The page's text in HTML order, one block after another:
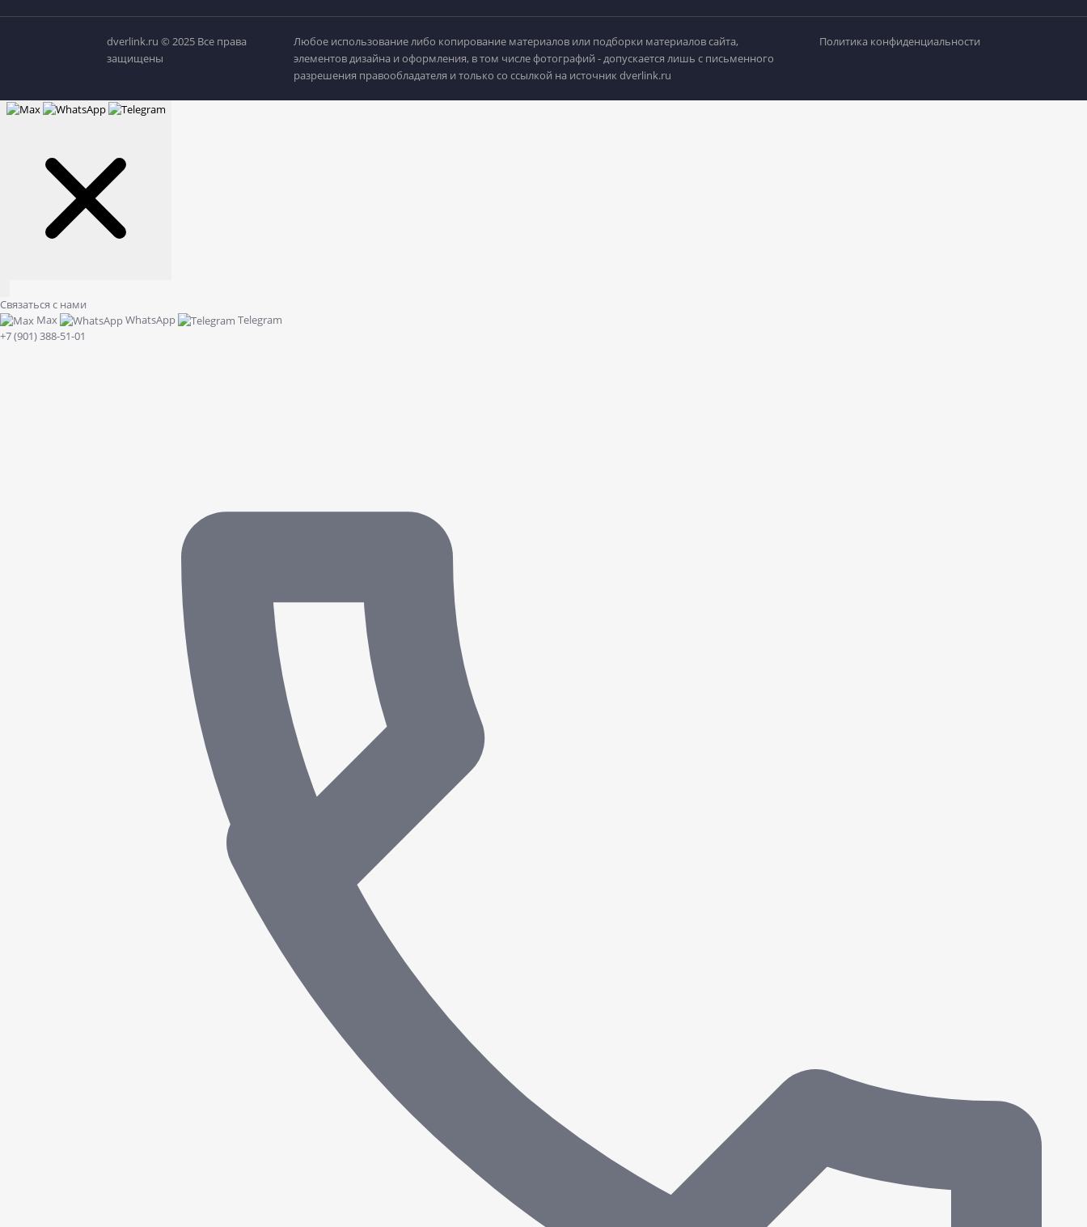
dverlink.ru © 2025 Все права
защищены
Любое использование либо копирование материалов или подборки материалов сайта,
элементов дизайна и оформления, в том числе фотографий - допускается лишь с письменного
разрешения правообладателя и только со ссылкой на источник dverlink.ru
Политика конфиденциальности
Связаться с нами
Max
WhatsApp
Telegram
+7 (901) 388-51-01